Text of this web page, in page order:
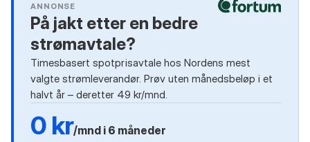
ANNONSE
På jakt etter en bedre
strømavtale?
Timesbasert spotprisavtale hos Nordens mest
valgte strømleverandør. Prøv uten månedsbeløp i et
halvt år – deretter 49 kr/mnd.
0 kr/mnd i 6 måneder